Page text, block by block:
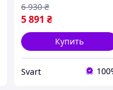
5 891 ₴
6 930 ₴
Купить
Svart